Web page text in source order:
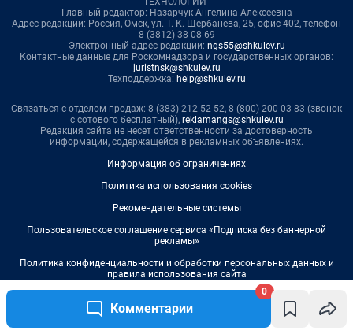
Комментарии
0